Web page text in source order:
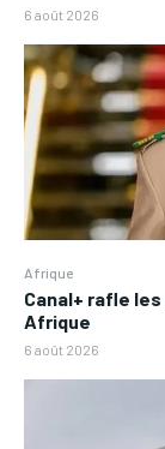
6 août 2026
Afrique
Canal+ rafle
Afrique
6 août 2026